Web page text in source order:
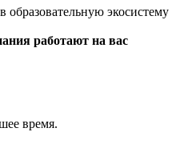
экосистему
работают на вас
время.